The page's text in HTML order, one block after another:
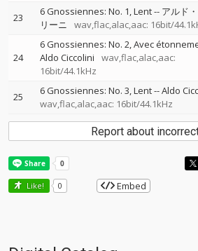
23 6 Gnossiennes: No. 1, Lent-- アルド
リーニ
wav,flac,alac,aac: 16bit/
24
6 Gnossiennes: No. 2, Avec
Aldo Ciccolini
wav,flac,alac,aac:
16bit/44.1kHz
25 6 Gnossiennes: No. 3, Lent--Aldo
wav,flac,alac,aac: 16bit/44.1kHz
Report about
Like! 0 Embed